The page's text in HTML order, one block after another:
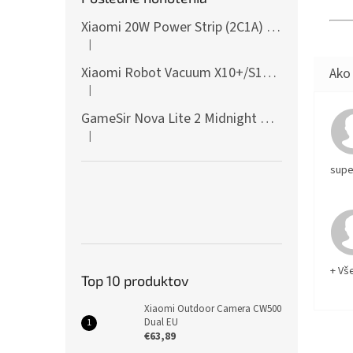
Xiaomi 20W Power Strip (2C1A) EU
Hodnotenie produktu je 5 z 5 hviezdičiek.
|
Xiaomi Robot Vacuum X10+/S10+/X10/X20+ Side Brush
Hodnotenie produktu je 5 z 5 hviezdičiek.
|
GameSir Nova Lite 2 Midnight Gray
Hodnotenie produktu je 5 z 5 hviezdičiek.
|
Top 10 produktov
Xiaomi Outdoor Camera CW500
Dual EU
€63,89
+